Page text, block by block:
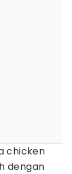
chicken
dengan